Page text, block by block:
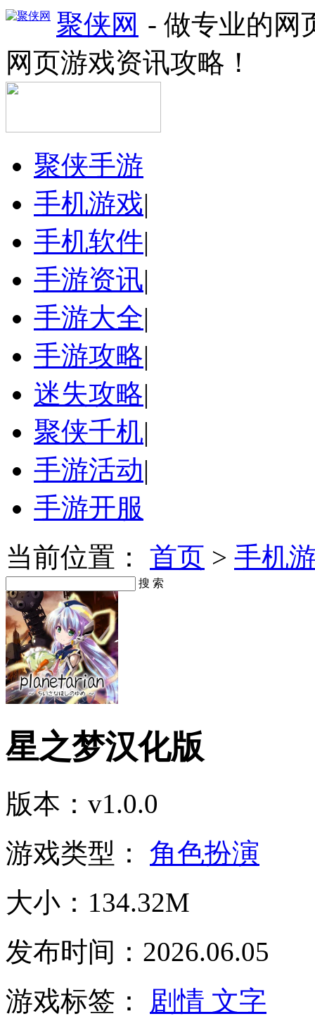
聚侠网 - 做专业的网
网页游戏资讯攻略！
聚侠手游
手机游戏|
手机软件|
手游资讯|
手游大全|
手游攻略|
迷失攻略|
聚侠千机|
手游活动|
手游开服
当前位置： 首页 > 手机
搜 索
星之梦汉化版
版本：v1.0.0
游戏类型： 角色扮演
大小：134.32M
发布时间：2026.06.05
游戏标签： 剧情 文字